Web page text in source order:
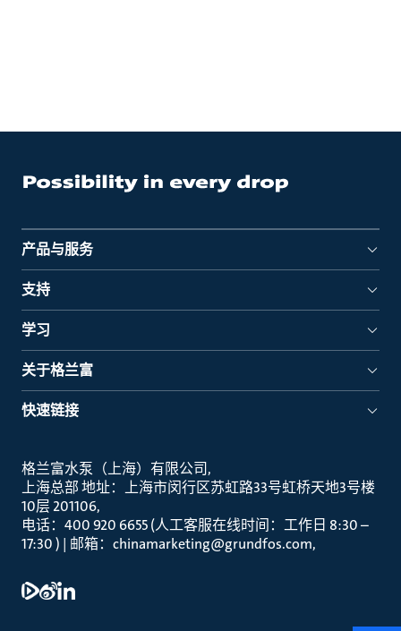
产品与服务
支持
学习
关于格兰富
快速链接
格兰富水泵（上海）有限公司
上海总部 地址：上海市闵行区苏虹路33号虹桥天地3号楼
10层 201106
电话：400 920 6655 (人工客服在线时间：工作日 8:30 –
17:30 ) | 邮箱：chinamarketing@grundfos.com